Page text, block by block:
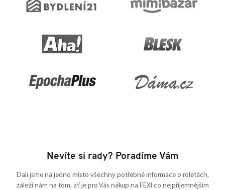
Nevíte si rady? Poradíme Vám
Dali jsme na jedno místo všechny potřebné informace o roletách,
záleží nám na tom, ať je pro Vás nákup na FEXI co nejpříjemnějším